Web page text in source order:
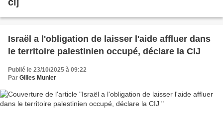
Israël a l'obligation de laisser l'aide affluer dans
le territoire palestinien occupé, déclare la CIJ
Publié le 23/10/2025 à 09:22
Par Gilles Munier